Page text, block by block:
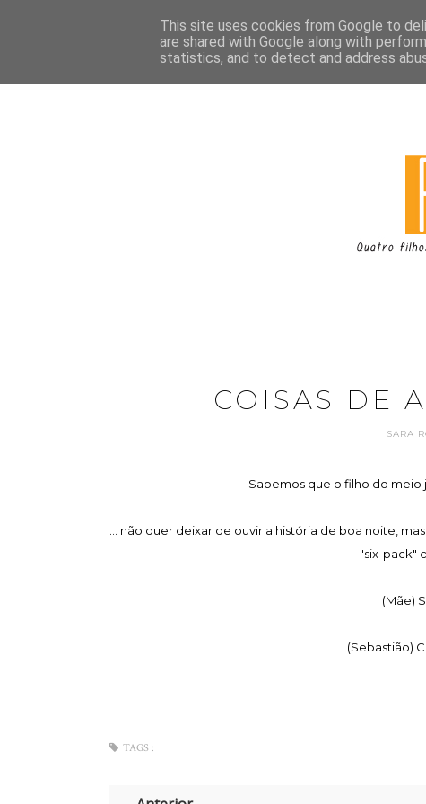
COISAS DE
SARA
Sabemos que o filho do meio
... não quer deixar de ouvir a história de boa noite,
"six-pack"
(Mãe)
(Sebastião)
TAGS :
This site uses cookies from Google to
are shared with Google along with
statistics, and to detect and address